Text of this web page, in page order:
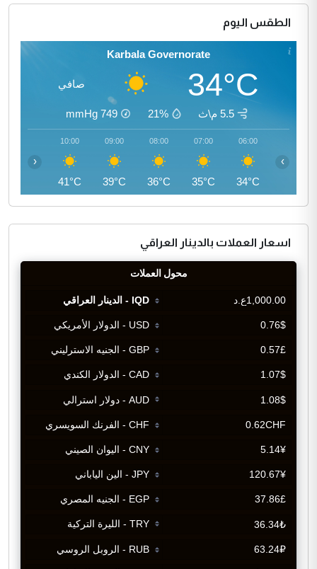
الطقس اليوم
Karbala Governorate
34°C صافي
5.5 م\ث 21%
749
mmHg
06:00
34°C
07:00
35°C
08:00
36°C
09:00
39°C
10:00
41°C
‹ ›
اسعار العملات بالدينار العراقي